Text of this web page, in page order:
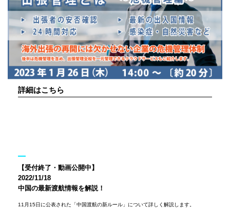
詳細はこちら
【受付終了・動画公開中】
2022/11/18
中国の最新渡航情報を解説！
11月15日に公表された「中国渡航の新ルール」について詳しく解説します。